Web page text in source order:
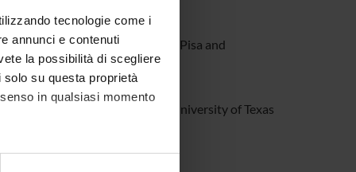
tecnologie come i
annunci e contenuti
la possibilità di scegliere
su questa proprietà
in qualsiasi momento
in Rome, University of Pisa and
Harvard University, University of Texas